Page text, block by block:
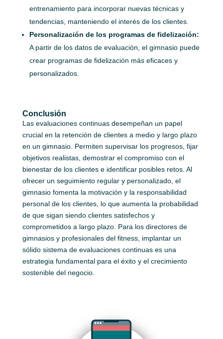
entrenamiento para incorporar nuevas técnicas y
tendencias, manteniendo el interés de los clientes.
Personalización de los programas de fidelización:
A partir de los datos de evaluación, el gimnasio puede
crear programas de fidelización más eficaces y
personalizados.
Conclusión
Las evaluaciones continuas desempeñan un papel
crucial en la retención de clientes a medio y largo plazo
en un gimnasio. Permiten supervisar los progresos, fijar
objetivos realistas, demostrar el compromiso con el
bienestar de los clientes e identificar posibles retos. Al
ofrecer un seguimiento regular y personalizado, el
gimnasio fomenta la motivación y la responsabilidad
personal de los clientes, lo que aumenta la probabilidad
de que sigan siendo clientes satisfechos y
comprometidos a largo plazo. Para los directores de
gimnasios y profesionales del fitness, implantar un
sólido sistema de evaluaciones continuas es una
estrategia fundamental para el éxito y el crecimiento
sostenible del negocio.